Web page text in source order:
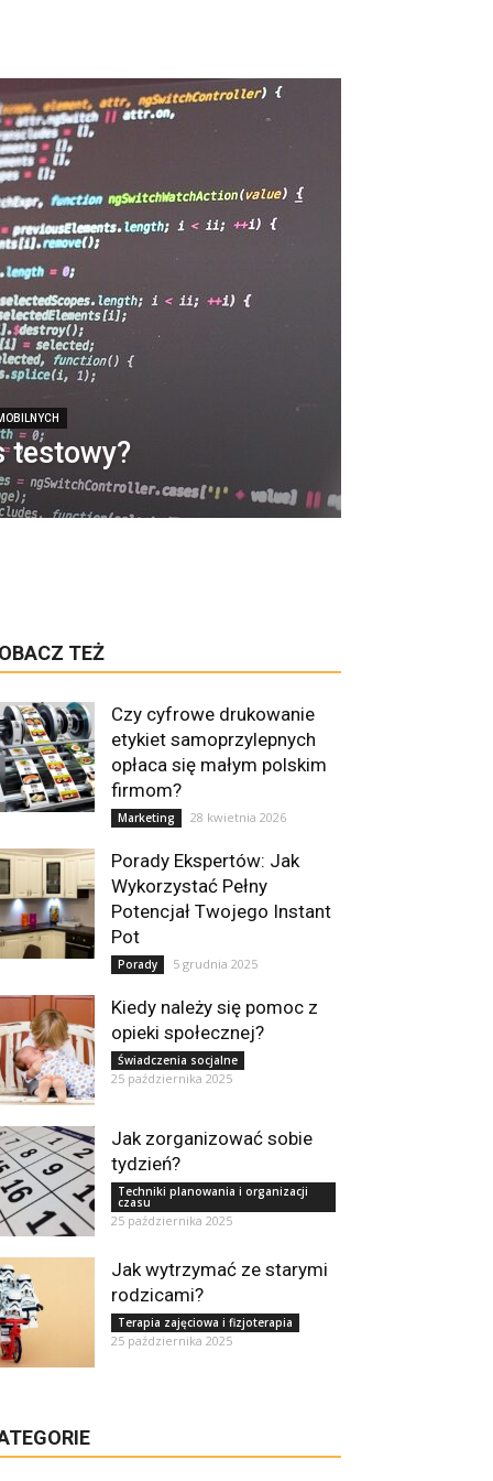
testowy?
TEŻ
Czy cyfrowe drukowanie
etykiet samoprzylepnych
opłaca się małym polskim
firmom?
Marketing 28 kwietnia 2026
Porady Ekspertów: Jak
Wykorzystać Pełny
Potencjał Twojego Instant
Pot
Porady 5 grudnia 2025
Kiedy należy się pomoc z
opieki społecznej?
Świadczenia socjalne
25 października 2025
Jak zorganizować sobie
tydzień?
Techniki planowania i organizacji
czasu
25 października 2025
Jak wytrzymać ze starymi
rodzicami?
Terapia zajęciowa i fizjoterapia
25 października 2025